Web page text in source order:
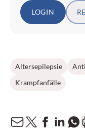
LOGIN
Altersepilepsie
Krampfanfälle